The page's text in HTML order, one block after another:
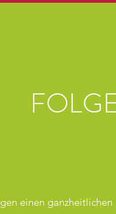
einen ganzheitlichen